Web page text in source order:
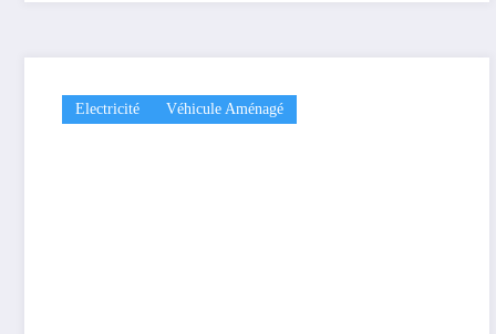
Electricité Véhicule Aménagé